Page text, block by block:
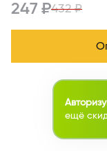
247 ₽432 ₽
ещё